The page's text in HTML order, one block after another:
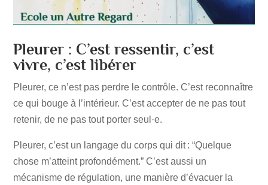
Pleurer : C’est ressentir, c’est
vivre, c’est libérer
Pleurer, ce n’est pas perdre le contrôle. C’est reconnaître
ce qui bouge à l’intérieur. C’est accepter de ne pas tout
retenir, de ne pas tout porter seul·e.
Pleurer, c’est un langage du corps qui dit : “Quelque
chose m’atteint profondément.” C’est aussi un
mécanisme de régulation, une manière d’évacuer la